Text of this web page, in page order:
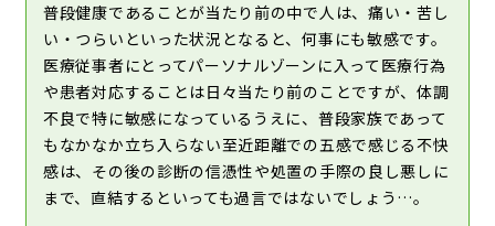
普段健康であることが当たり前の中で人は、痛い・苦し
い・つらいといった状況となると、何事にも敏感です。
医療従事者にとってパーソナルゾーンに入って医療行為
や患者対応することは日々当たり前のことですが、体調
不良で特に敏感になっているうえに、普段家族であって
もなかなか立ち入らない至近距離での五感で感じる不快
感は、その後の診断の信憑性や処置の手際の良し悪しに
まで、直結するといっても過言ではないでしょう…。